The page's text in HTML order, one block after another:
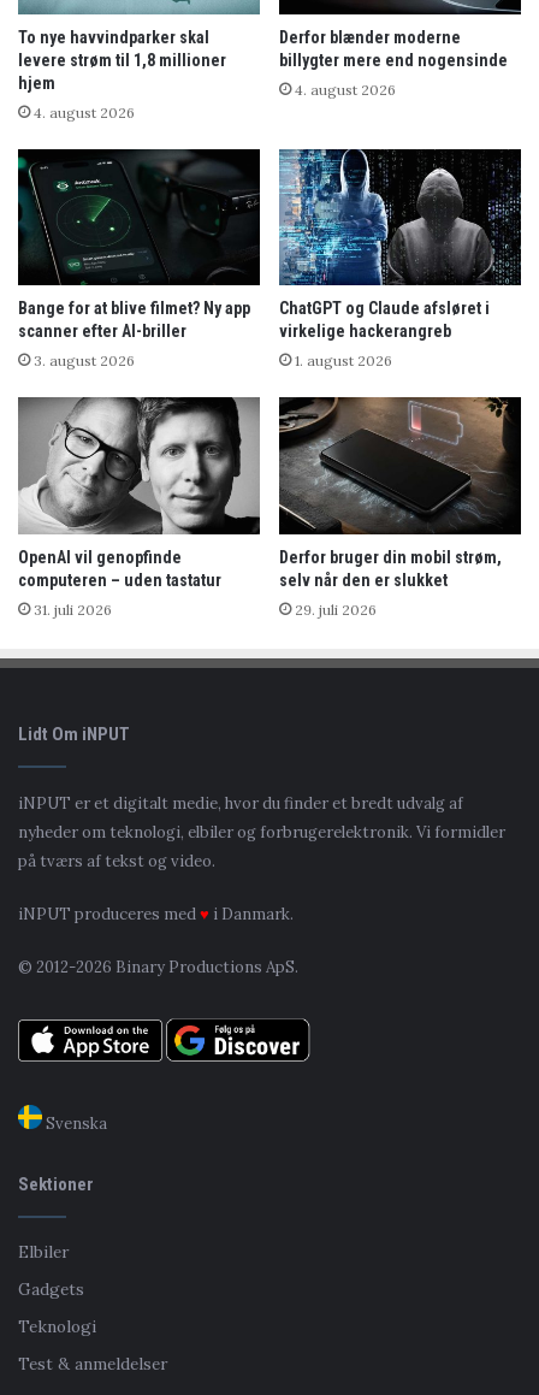
To nye havvindparker skal
levere strøm til 1,8 millioner
hjem
4. august 2026
Derfor blænder moderne
billygter mere end nogensinde
4. august 2026
Bange for at blive filmet? Ny app
scanner efter AI-briller
3. august 2026
ChatGPT og Claude afsløret i
virkelige hackerangreb
1. august 2026
OpenAI vil genopfinde
computeren – uden tastatur
31. juli 2026
Derfor bruger din mobil strøm,
selv når den er slukket
29. juli 2026
Lidt Om iNPUT
iNPUT er et digitalt medie, hvor du finder et bredt udvalg af
nyheder om teknologi, elbiler og forbrugerelektronik. Vi formidler
på tværs af tekst og video.
iNPUT produceres med♥ i Danmark.
© 2012-2026 Binary Productions ApS.
Svenska
Sektioner
Elbiler
Gadgets
Teknologi
Test & anmeldelser